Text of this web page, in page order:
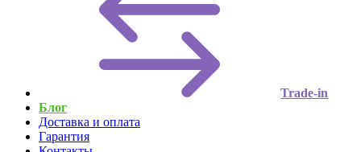
Trade-in
Блог
Доставка и оплата
Гарантия